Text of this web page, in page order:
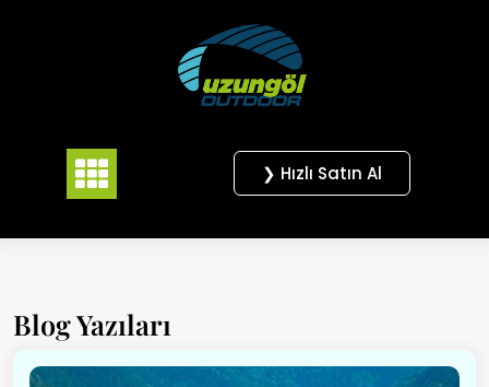
❯ Hızlı Satın Al
Blog Yazıları